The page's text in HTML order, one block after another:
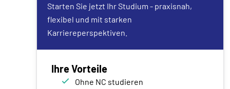
Starten Sie jetzt Ihr Studium - praxisnah,
flexibel und mit starken
Karriereperspektiven.
Ihre Vorteile
Ohne NC studieren